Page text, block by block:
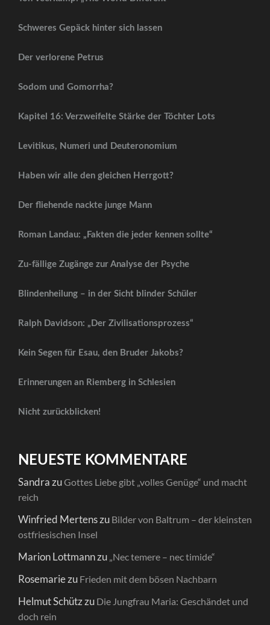
Schweres Gepäck hinter sich lassen
Der verlorene Petrus
Sodom und Gomorrha?
Kapitel 16: Verzweifelte Stärke der Töchter Lots
Levitikus, Numeri und Deuteronomium
Haben wir alle den gleichen Herrgott?
Der fliehende nackte junge Mann
Roman Landau: „Fakten die jeder kennen sollte“
Zu-fällige Zugänge zur Analyse der Psyche
Blindenheilung – in der Sicht blinder Schüler
Ralph Davidson: „Der Zivilisationsprozess“
Kein Segen für Esau, den Bruder Jakobs?
Erinnerungen an Riemberg in Schlesien
Nicht zurückblicken!
NEUESTE KOMMENTARE
SandrazuGottes Liebe gibt „volles Genüge“ und macht
reich
Winfried Mertenszu Bilder von Baltrum – der kleinsten
ostfriesischen Insel
Marion Lottmannzu „Nec temere – nec timide“
Rosemariezu Frieden mit dem bösen Nachbarn
Helmut Schützzu Die Jungfrau Maria: Geschändet und
doch rein